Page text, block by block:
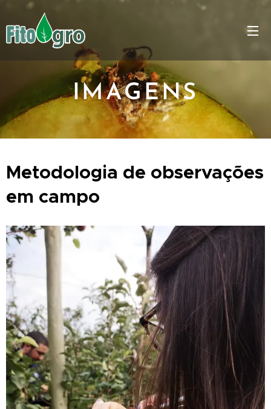
IMAGENS
Metodologia de observações
em campo